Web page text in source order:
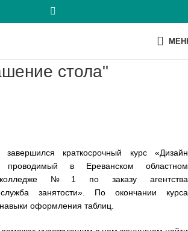
стола"
краткосрочный курс «Дизайн
проводимый в Ереванском областном
колледже №1 по заказу агентства
занятости».
По окончании курса
оформления таблиц.